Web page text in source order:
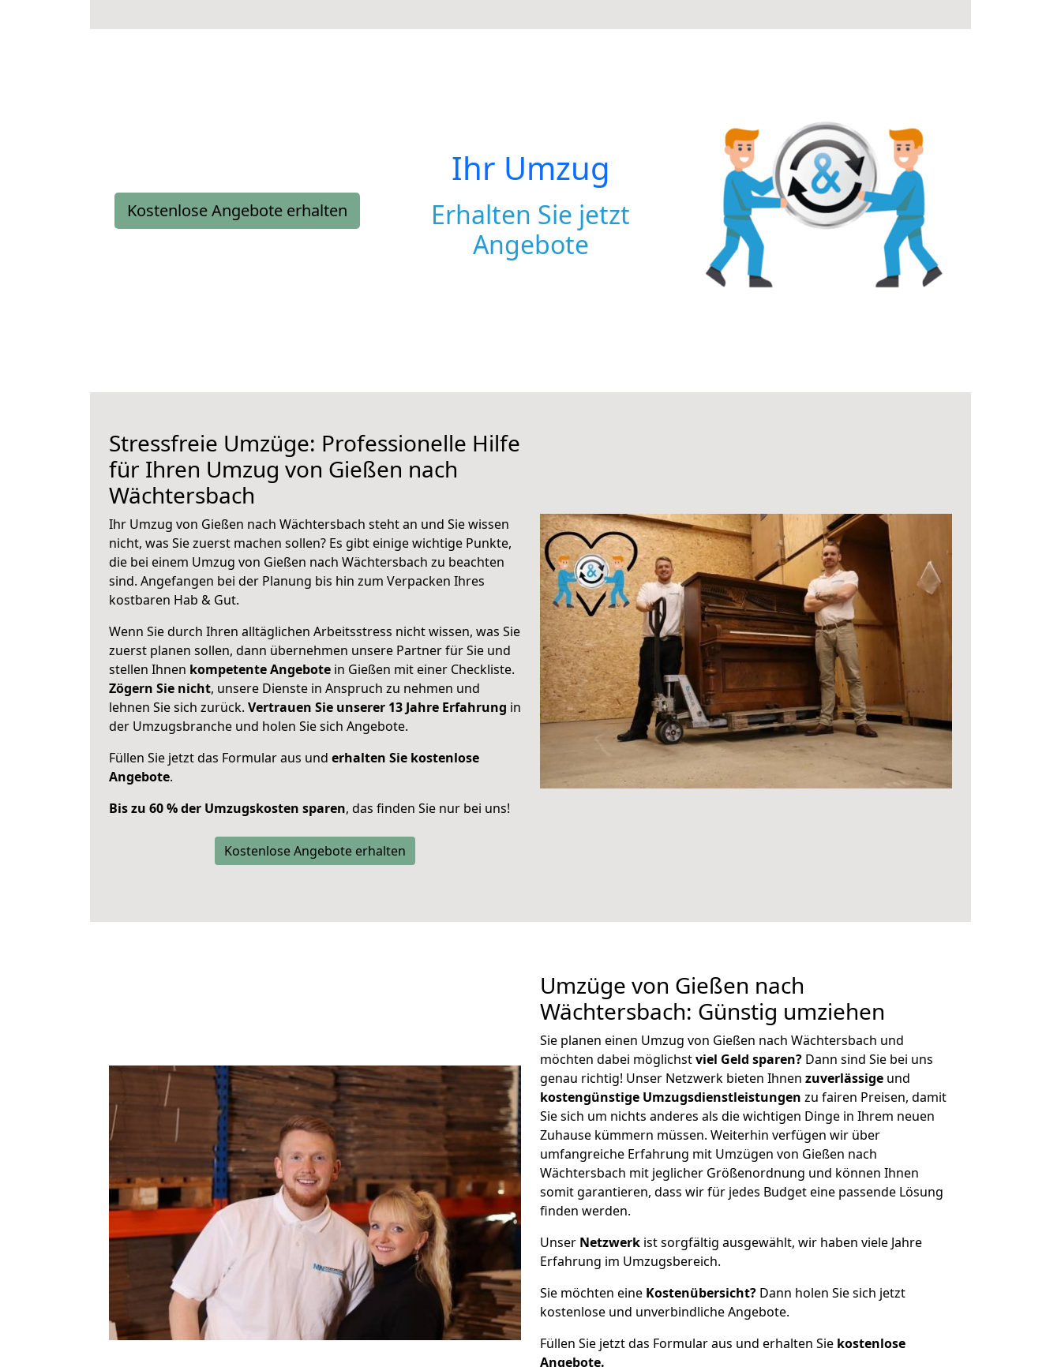
Kostenlose Angebote erhalten
Ihr Umzug
Erhalten Sie jetzt
Angebote
Stressfreie Umzüge: Professionelle Hilfe
für Ihren Umzug von Gießen nach
Wächtersbach
Ihr Umzug von Gießen nach Wächtersbach steht an und Sie wissen
nicht, was Sie zuerst machen sollen? Es gibt einige wichtige Punkte,
die bei einem Umzug von Gießen nach Wächtersbach zu beachten
sind. Angefangen bei der Planung bis hin zum Verpacken Ihres
kostbaren Hab & Gut.
Wenn Sie durch Ihren alltäglichen Arbeitsstress nicht wissen, was Sie
zuerst planen sollen, dann übernehmen unsere Partner für Sie und
stellen Ihnen kompetente Angebote in Gießen mit einer Checkliste.
Zögern Sie nicht, unsere Dienste in Anspruch zu nehmen und
lehnen Sie sich zurück. Vertrauen Sie unserer 13 Jahre Erfahrung in
der Umzugsbranche und holen Sie sich Angebote.
Füllen Sie jetzt das Formular aus und erhalten Sie kostenlose
Angebote.
Bis zu 60 % der Umzugskosten sparen, das finden Sie nur bei uns!
Kostenlose Angebote erhalten
Umzüge von Gießen nach
Wächtersbach: Günstig umziehen
Sie planen einen Umzug von Gießen nach Wächtersbach und
möchten dabei möglichstviel Geld sparen? Dann sind Sie bei uns
genau richtig! Unser Netzwerk bieten Ihnen zuverlässige und
kostengünstige Umzugsdienstleistungen zu fairen Preisen, damit
Sie sich um nichts anderes als die wichtigen Dinge in Ihrem neuen
Zuhause kümmern müssen. Weiterhin verfügen wir über
umfangreiche Erfahrung mit Umzügen von Gießen nach
Wächtersbach mit jeglicher Größenordnung und können Ihnen
somit garantieren, dass wir für jedes Budget eine passende Lösung
finden werden.
Unser Netzwerk ist sorgfältig ausgewählt, wir haben viele Jahre
Erfahrung im Umzugsbereich.
Sie möchten eine Kostenübersicht? Dann holen Sie sich jetzt
kostenlose und unverbindliche Angebote.
Füllen Sie jetzt das Formular aus und erhalten Sie kostenlose
Angebote.